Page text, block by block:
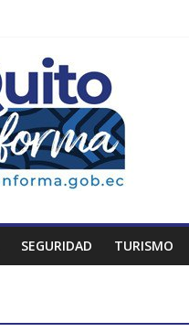
SEGURIDAD TURISMO